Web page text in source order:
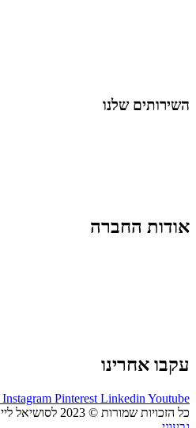
השירותים שלנו
אודות החברה
עקבו אחרינו
Instagram Pinterest Linkedin Youtube
כל הזכויות שמורות © 2023 לסושיאל ליידי